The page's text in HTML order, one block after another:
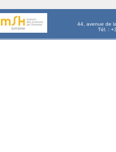
44, avenue de
Tél. :